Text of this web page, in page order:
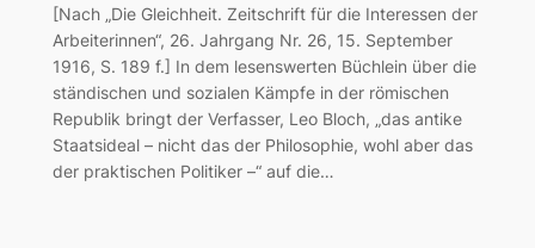
[Nach „Die Gleichheit. Zeitschrift für die Interessen der
Arbeiterinnen“, 26. Jahrgang Nr. 26, 15. September
1916, S. 189 f.] In dem lesenswerten Büchlein über die
ständischen und sozialen Kämpfe in der römischen
Republik bringt der Verfasser, Leo Bloch, „das antike
Staatsideal – nicht das der Philosophie, wohl aber das
der praktischen Politiker –“ auf die…